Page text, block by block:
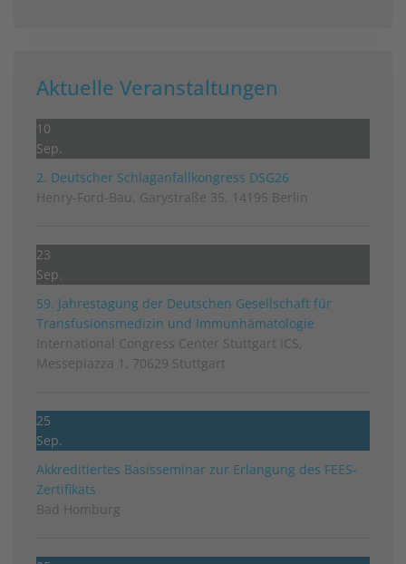
Aktuelle Veranstaltungen
10
Sep.
2. Deutscher Schlag­anfall­kongress DSG26
Henry-Ford-Bau, Garystraße 35, 14195 Berlin
23
Sep.
59. Jahrestagung der Deutschen Gesellschaft für
Transfusionsmedizin und Immunhämatologie
International Congress Center Stuttgart ICS,
Messepiazza 1, 70629 Stuttgart
25
Sep.
Akkreditiertes Basisseminar zur Erlangung des FEES-
Zertifikats
Bad Homburg